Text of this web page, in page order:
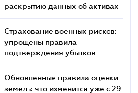
раскрытию данных об активах
Страхование военных рисков:
упрощены правила
подтверждения убытков
Обновленные правила оценки
земель: что изменится уже с 29